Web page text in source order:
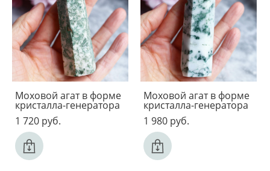
Моховой агат в форме
кристалла-генератора
1 720 pуб.
Моховой агат в форме
кристалла-генератора
1 980 pуб.